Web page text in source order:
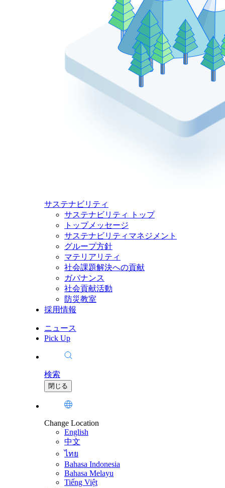
サステナビリティ
サステナビリティ トップ
トップメッセージ
サステナビリティマネジメント
グループ方針
マテリアリティ
社会課題解決への貢献
ガバナンス
社会貢献活動
防災教室
採用情報
ニュース
Pick Up
検索
閉じる
Change Location
English
中文
ไทย
Bahasa Indonesia
Bahasa Melayu
Tiếng Việt